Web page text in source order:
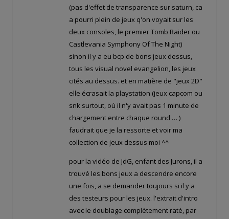
(pas d'effet de transparence sur saturn, ca
a pourri plein de jeux q'on voyait sur les
deux consoles, le premier Tomb Raider ou
Castlevania Symphony Of The Night)
sinon il y a eu bcp de bons jeux dessus,
tous les visual novel evangelion, les jeux
cités au dessus. et en matière de "jeux 2D"
elle écrasait la playstation (jeux capcom ou
snk surtout, où il n'y avait pas 1 minute de
chargement entre chaque round … )
faudrait que je la ressorte et voir ma
collection de jeux dessus moi ^^
pour la vidéo de JdG, enfant des Jurons, il a
trouvé les bons jeux a descendre encore
une fois, a se demander toujours si il y a
des testeurs pour les jeux. l'extrait d'intro
avec le doublage complètement raté, par